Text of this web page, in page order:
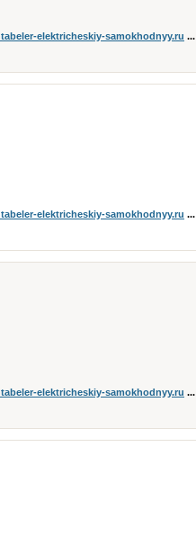
elektricheskiy-samokhodnyy.ru ...
elektricheskiy-samokhodnyy.ru ...
elektricheskiy-samokhodnyy.ru ...